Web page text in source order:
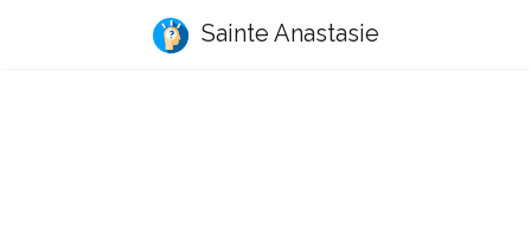
Sainte Anastasie